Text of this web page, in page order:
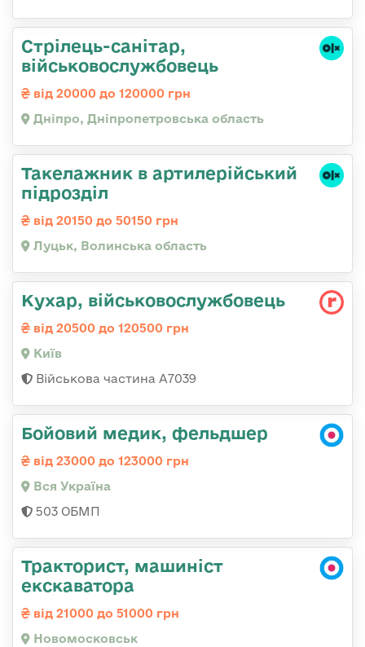
Стрілець-санітар,
військовослужбовець
від 20000 до 120000 грн
Дніпро, Дніпропетровська область
Такелажник в артилерійський
підрозділ
від 20150 до 50150 грн
Луцьк, Волинська область
Кухар, військовослужбовець
від 20500 до 120500 грн
Київ
Військова частина А7039
Бойовий медик, фельдшер
від 23000 до 123000 грн
Вся Україна
503 ОБМП
Тракторист, машиніст
екскаватора
від 21000 до 51000 грн
Новомосковськ